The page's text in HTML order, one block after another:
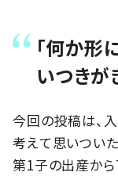
「何か形
いつきが
今回の投稿は、
考えて思いついた
第1子の出産か